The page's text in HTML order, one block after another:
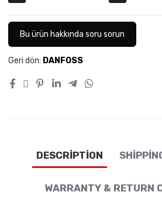
Bu ürün hakkında soru sorun
Geri dön: DANFOSS
DESCRIPTION
WARRANTY & RETURN